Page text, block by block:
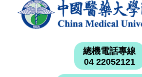
總機電話專線
04 22052121